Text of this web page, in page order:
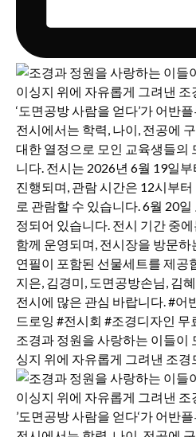
조경과 정원을 사랑하는 이들이
싱지 위에 자유롭게 그려낸 조경